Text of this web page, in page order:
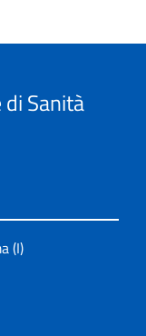
Sanità
(I)